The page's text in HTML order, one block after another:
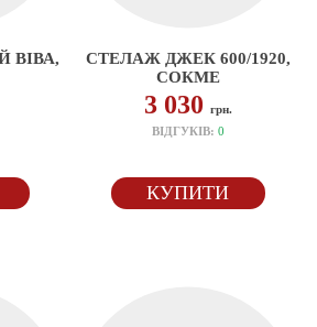
ВІВА,
СТЕЛАЖ ДЖЕК 600/1920,
СОКМЕ
3 030 грн.
ВІДГУКІВ: 0
КУПИТИ